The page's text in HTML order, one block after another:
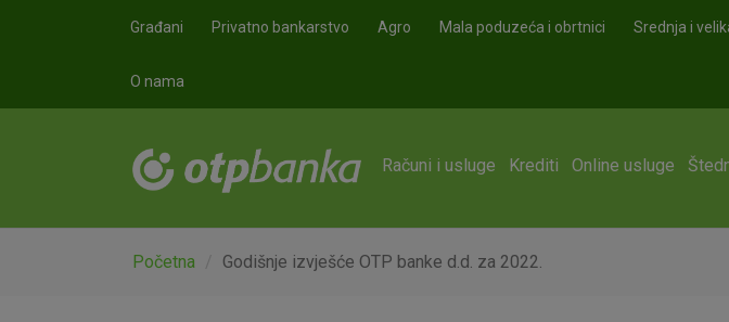
Građani Privatno bankarstvo Agro Mala poduzeća i obrtnici Srednja i
O nama
Računi i usluge Krediti Online usluge
Početna Godišnje izvješće OTP banke d.d. za 2022.